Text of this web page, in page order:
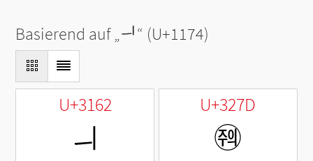
Basierend auf „ᅴ“ (U+1174)
U+3162
ㅢ
U+327D
㉽